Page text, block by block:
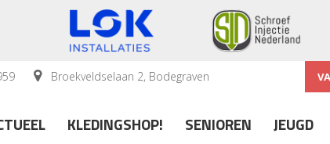
Broekveldselaan 2, Bodegraven
KLEDINGSHOP! SENIOREN JEUGD